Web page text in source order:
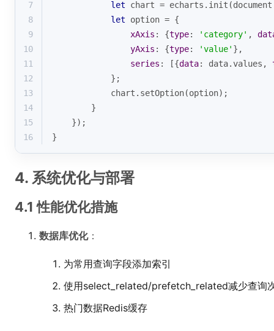
7 let chart = echarts.init(document
8
let option = {
9
xAxis : {type: 'category' ,
10
yAxis : {type: 'value' },
11
series : [{data: data.values,
12
            };
13
            chart.setOption(option);
14
        }
15
    });
16
}
4. 系统优化与部署
4.1 性能优化措施
数据库优化：
为常用查询字段添加索引
使用select_related/prefetch_related减少查询
热门数据Redis缓存